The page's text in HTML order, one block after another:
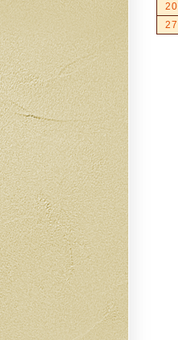
20
27